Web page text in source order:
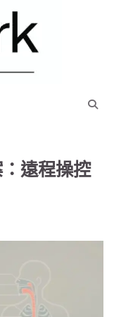
遠程操控